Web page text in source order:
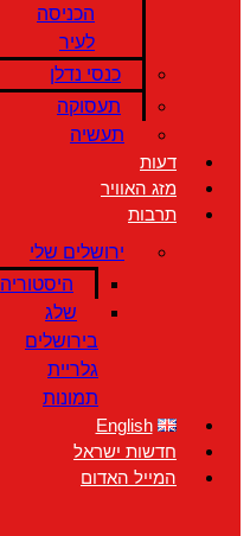
הכניסה
לעיר
כנסי נדלן
תעסוקה
תעשיה
דעות
מזג האוויר
תרבות
ירושלים שלי
היסטוריה
שלג
בירושלים
גלריית
תמונות
English
חדשות ישראל
המייל האדום